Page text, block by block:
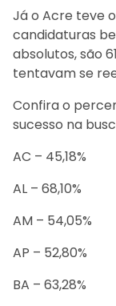
Já o Acre teve
candidaturas
absolutos, são
tentavam se
Confira o
sucesso na
AC – 45,18%
AL – 68,10%
AM – 54,05%
AP – 52,80%
BA – 63,28%